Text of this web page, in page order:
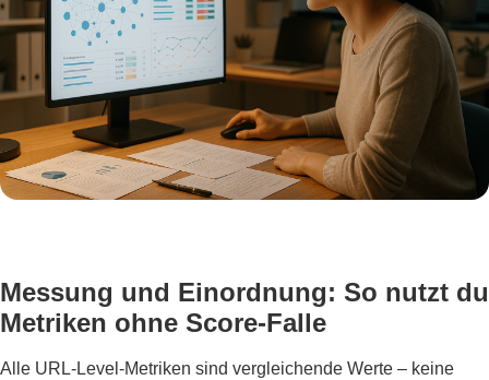
Messung und Einordnung: So nutzt du
Metriken ohne Score-Falle
Alle URL-Level-Metriken sind vergleichende Werte – keine